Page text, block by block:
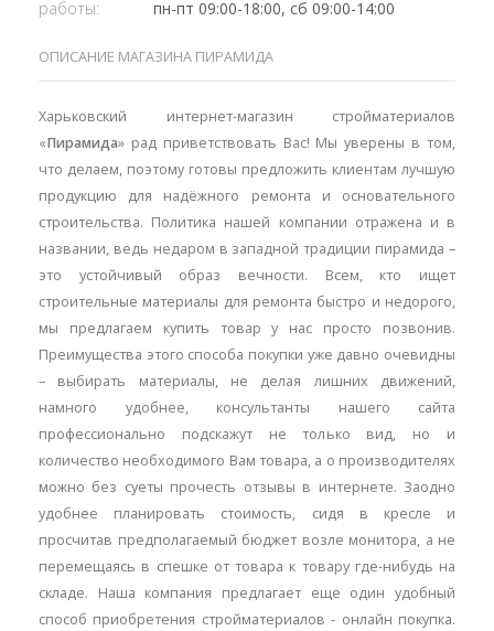
работы:
пн-пт 09:00-18:00, сб 09:00-14:00
ОПИСАНИЕ МАГАЗИНА ПИРАМИДА
Харьковский интернет-магазин стройматериалов
«Пирамида» рад приветствовать Вас! Мы уверены в том,
что делаем, поэтому готовы предложить клиентам лучшую
продукцию для надёжного ремонта и основательного
строительства. Политика нашей компании отражена и в
названии, ведь недаром в западной традиции пирамида –
это устойчивый образ вечности. Всем, кто ищет
строительные материалы для ремонта быстро и недорого,
мы предлагаем купить товар у нас просто позвонив.
Преимущества этого способа покупки уже давно очевидны
– выбирать материалы, не делая лишних движений,
намного удобнее, консультанты нашего сайта
профессионально подскажут не только вид, но и
количество необходимого Вам товара, а о производителях
можно без суеты прочесть отзывы в интернете. Заодно
удобнее планировать стоимость, сидя в кресле и
просчитав предполагаемый бюджет возле монитора, а не
перемещаясь в спешке от товара к товару где-нибудь на
складе. Наша компания предлагает еще один удобный
способ приобретения стройматериалов - онлайн покупка.